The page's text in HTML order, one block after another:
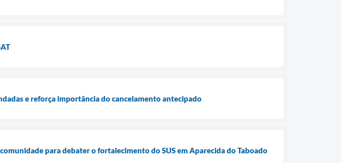
e reforça importância do cancelamento antecipado
para debater o fortalecimento do SUS em Aparecida do Taboado